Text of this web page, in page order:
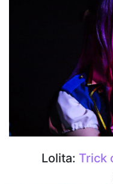
Lolita: Trick